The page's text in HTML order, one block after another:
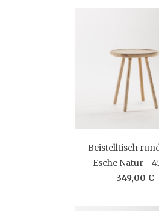
Beistelltisch
Esche Natur -
349,00 €